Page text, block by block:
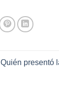
Quién presentó